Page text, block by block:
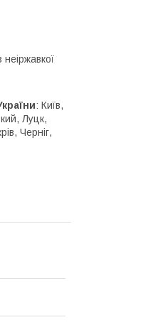
: Київ,
Луцк,
Черніг,